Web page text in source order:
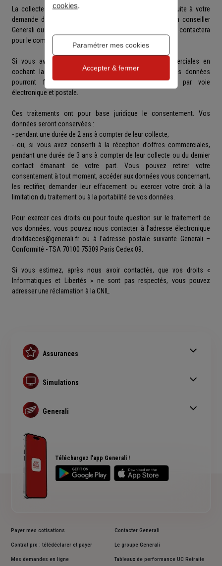
La collecte de ces données est obligatoire pour faire suite à votre
demande de rappel. Elles pourront être transmises à un conseiller
Generali ou un agent général du réseau Generali, qui vous contactera
pour le compte des sociétés Generali.
Si vous avez consenti à la réception d’offres commerciales en
cochant la case figurant sur le présent formulaire, vos données
pourront faire l’objet de prospection commerciale par voie
électronique et postale.
Ces traitements ont pour base juridique le consentement. Vos
données seront conservées :
- pendant une durée de 2 ans à compter de leur collecte,
- ou, si vous avez consenti à la réception d’offres commerciales,
pendant une durée de 3 ans à compter de leur collecte ou du dernier
contact émanant de votre part. Vous pouvez retirer votre
consentement à tout moment, accéder aux données vous concernant,
les rectifier, demander leur effacement ou exercer votre droit à la
limitation du traitement ou à la portabilité de vos données.
Pour exercer ces droits ou pour toute question sur le traitement de
vos données, vous pouvez nous contacter à l’adresse électronique
droitdacces@generali.fr ou à l’adresse postale suivante Generali –
Conformité - TSA 70100 75309 Paris Cedex 09.
Si vous estimez, après nous avoir contactés, que vos droits «
Informatiques et Libertés » ne sont pas respectés, vous pouvez
adresser une réclamation à la CNIL.
Téléchargez l'app Generali !
Assurances
Assurance habitation
Assurance prêt immobilier
Complémentaire santé senior
Simulations
Devis assurance habitation
Simulation assurance de prêt immobilier
Generali
Rendements fonds euros Generali
Accessibilité sourds et malentendants
Avis clients Generali
Payer mes cotisations
Contrat pro : télédéclarer et payer
Mes demandes en ligne
Contacter Generali
Le groupe Generali
Tableaux de performance UC Retraite
cookies.
Paramétrer mes cookies
Accepter & fermer